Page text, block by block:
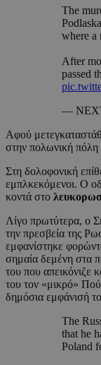
The
where a
After
passed
—
Αφού
στην πολωνική πόλη
Στη δολοφονική
εμπλκεκόμενοι. Ο
κοντά στο
Λίγο πρωτύτερα, ο
την πρεσβεία της
εμφανίστηκε
σημαία δεμένη στα
του που απεικόνιζε
του τον «μικρό»
δημόσια εμφάνισή
The
that he
Poland